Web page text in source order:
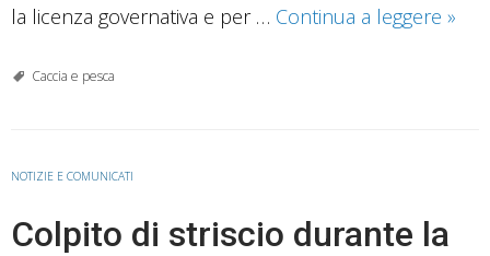
la licenza governativa e per … Continua a leggere Laghi
in
»
Caccia e pesca
NOTIZIE E COMUNICATI
Colpito di striscio durante la